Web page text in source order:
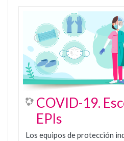
COVID-19.
EPIs
Los equipos de protección